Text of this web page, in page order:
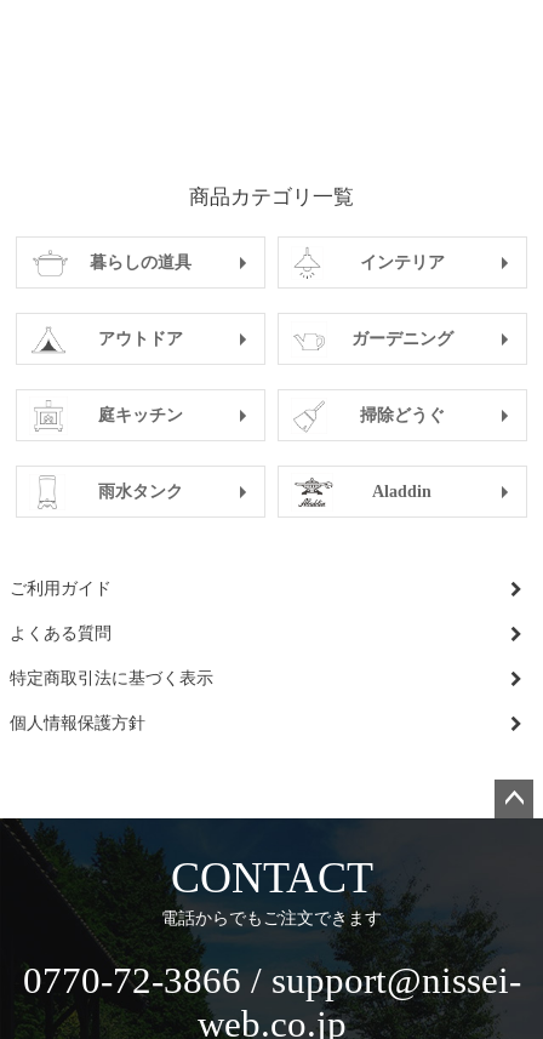
商品カテゴリ一覧
暮らしの道具 インテリア
アウトドア ガーデニング
庭キッチン 掃除どうぐ
雨水タンク Aladdin
ご利用ガイド
よくある質問
特定商取引法に基づく表示
個人情報保護方針
へ
CONTACT
電話からでもご注文できます
0770-72-3866 / support@nissei-
web.co.jp